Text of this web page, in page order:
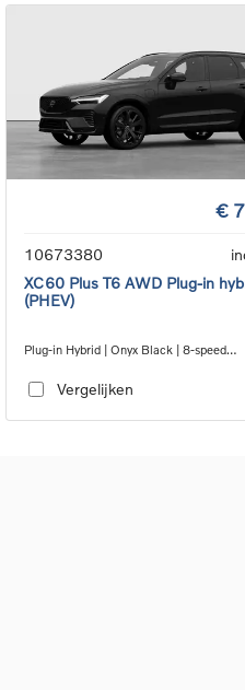
€
10673380
XC60 Plus T6 AWD Plug-in
(PHEV)
Plug-in Hybrid | Onyx Black | 8-speed
Vergelijken